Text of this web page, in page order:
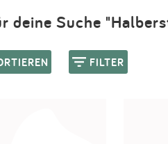
deine Suche
FILTER